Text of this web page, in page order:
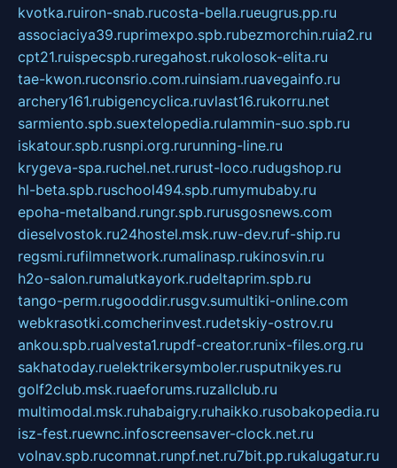
kvotka.ruiron-snab.rucosta-bella.rueugrus.pp.ru
associaciya39.ruprimexpo.spb.rubezmorchin.ruia2.ru
cpt21.ruispecspb.ruregahost.rukolosok-elita.ru
tae-kwon.ruconsrio.com.ruinsiam.ruavegainfo.ru
archery161.rubigencyclica.ruvlast16.rukorru.net
sarmiento.spb.suextelopedia.rulammin-suo.spb.ru
iskatour.spb.rusnpi.org.rurunning-line.ru
krygeva-spa.ruchel.net.rurust-loco.rudugshop.ru
hl-beta.spb.ruschool494.spb.rumymubaby.ru
epoha-metalband.rungr.spb.rurusgosnews.com
dieselvostok.ru24hostel.msk.ruw-dev.ruf-ship.ru
regsmi.rufilmnetwork.rumalinasp.rukinosvin.ru
h2o-salon.rumalutkayork.rudeltaprim.spb.ru
tango-perm.rugooddir.rusgv.sumultiki-online.com
webkrasotki.comcherinvest.rudetskiy-ostrov.ru
ankou.spb.rualvesta1.rupdf-creator.runix-files.org.ru
sakhatoday.ruelektrikersymboler.rusputnikyes.ru
golf2club.msk.ruaeforums.ruzallclub.ru
multimodal.msk.ruhabaigry.ruhaikko.rusobakopedia.ru
isz-fest.ruewnc.infoscreensaver-clock.net.ru
volnav.spb.rucomnat.runpf.net.ru7bit.pp.rukalugatur.ru